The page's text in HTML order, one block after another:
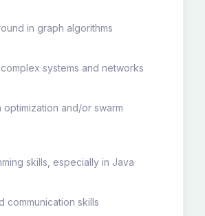
in graph algorithms
systems and networks
optimization and/or swarm
skills, especially in Java
communication skills